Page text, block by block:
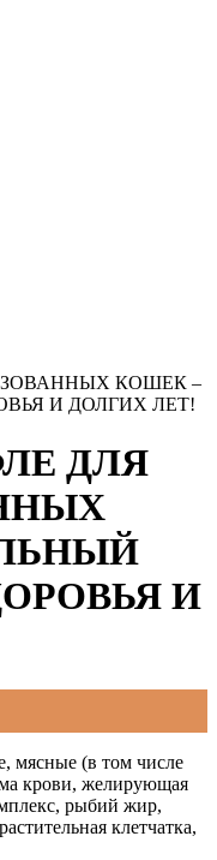
КОШЕК –
И ДОЛГИХ ЛЕТ!
ДЛЯ
И
мясные (в том числе
крови, желирующая
рыбий жир,
клетчатка,